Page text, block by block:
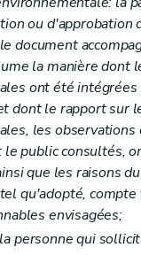
d'application
Évaluation et réparation des
premier Évaluation de l'étendue des dommages
ou d'approbation
document
la manière dont
ont été intégrées
dont le rapport sur
les observations
le public consultés,
que les raisons
qu'adopté, compte
envisagées;
personne qui